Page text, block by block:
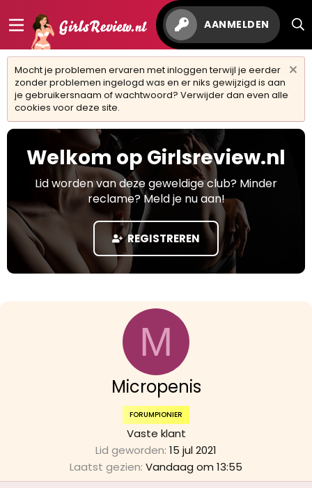
AANMELDEN
Mocht je problemen ervaren met inloggen terwijl je eerder
zonder problemen ingelogd was en er niks gewijzigd is aan
je gebruikersnaam of wachtwoord? Verwijder dan even alle
cookies voor deze site.
Welkom op Girlsreview.nl
Lid worden van deze geweldige club? Minder
reclame? Meld je nu aan!
REGISTREREN
M
Micropenis
FORUMPIONIER
Vaste klant
Lid geworden 15 jul 2021
Laatst gezien Vandaag om 13:55